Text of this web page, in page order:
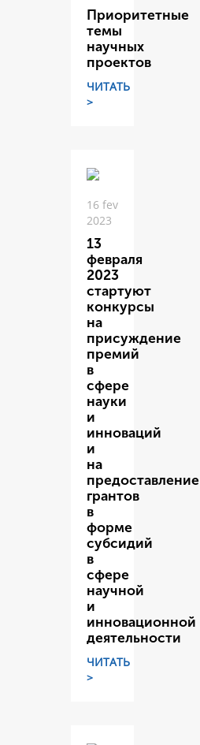
Приоритетные
темы
научных
проектов
ЧИТАТЬ
>
16 fev
2023
13
февраля
2023
стартуют
конкурсы
на
присуждение
премий
в
сфере
науки
и
инноваций
и
на
предоставление
грантов
в
форме
субсидий
в
сфере
научной
и
инновационной
деятельности
ЧИТАТЬ
>